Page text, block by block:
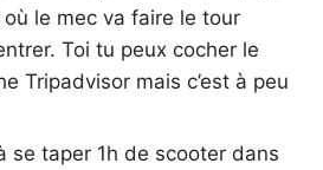
le mec va faire le tour
Toi tu peux cocher le
Tripadvisor mais c’est à peu
se taper 1h de scooter dans